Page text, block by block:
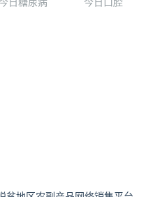
今日糖尿病 今日口腔